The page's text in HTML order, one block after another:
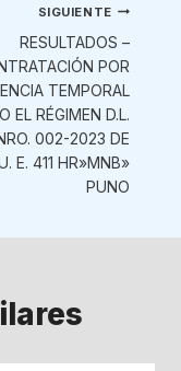
SIGUIENTE
RESULTADOS –
POR
TEMPORAL
EL RÉGIMEN D.L.
002-2023 DE
E. 411 HR»MNB»
PUNO